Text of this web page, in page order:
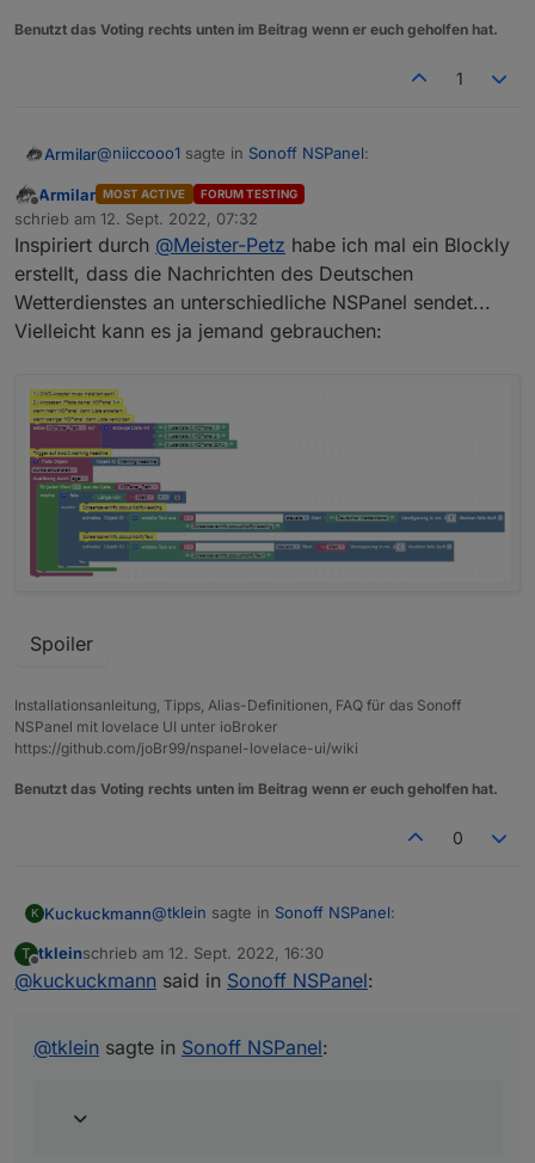
Benutzt das Voting rechts unten im Beitrag wenn er euch geholfen hat.
1
Armilar@niiccooo1 sagte in Sonoff NSPanel:
@kuckuckmann
Welchen iob Adapter nutzt du für Google Home?
Ich Antworte schonmal ;-)
chromecast.0.
Offline
Armilar MOST ACTIVE FORUM TESTING
schrieb am 12. Sept. 2022, 07:32
zuletzt editiert von
Inspiriert durch @Meister-Petz habe ich mal ein Blockly
erstellt, dass die Nachrichten des Deutschen
Wetterdienstes an unterschiedliche NSPanel sendet...
Vielleicht kann es ja jemand gebrauchen:
Spoiler
Installationsanleitung, Tipps, Alias-Definitionen, FAQ für das Sonoff
NSPanel mit lovelace UI unter ioBroker
https://github.com/joBr99/nspanel-lovelace-ui/wiki
Benutzt das Voting rechts unten im Beitrag wenn er euch geholfen hat.
0
K Kuckuckmann@tklein sagte in Sonoff NSPanel:
@kuckuckmann said inSonoff NSPanel
@ tklein sagte in Sonoff NSPanel
0_userdata.0.NSPanel.1.popupNotify
T
Offline
tkleinschrieb am 12. Sept. 2022, 16:30
zuletzt editiert von
@kuckuckmann said in Sonoff NSPanel:
@tklein sagte in Sonoff NSPanel: